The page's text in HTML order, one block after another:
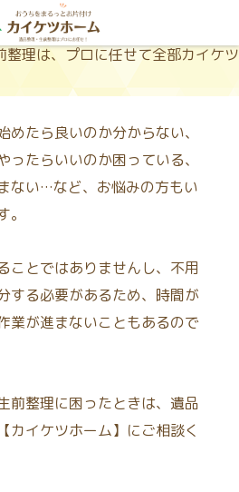
めたら良いのか分からない、
ったらいいのか困っている、
ない…など、お悩みの方もい
ことではありませんし、不用
する必要があるため、時間が
業が進まないこともあるので
前整理に困ったときは、遺品
カイケツホーム】にご相談く